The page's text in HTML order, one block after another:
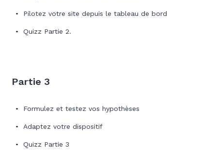
Pilotez votre site depuis le tableau de bord
Quizz Partie 2.
Partie 3
Formulez et testez vos hypothèses
Adaptez votre dispositif
Quizz Partie 3